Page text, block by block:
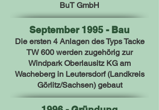
BuT GmbH
September 1995 - Bau
Die ersten 4 Anlagen des Typs Tacke
TW 600 werden zugehörig zur
Windpark Oberlausitz KG am
Wacheberg in Leutersdorf (Landkreis
Görlitz/Sachsen) gebaut